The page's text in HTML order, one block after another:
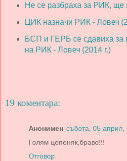
Не се разбраха за РИК,
ЦИК назначи РИК - Ловеч
БСП и ГЕРБ се сдавиха за
на РИК - Ловеч (2014 г.)
19 коментара:
Анонимен събота, 05 април,
Голям цепеняк,браво!!!
Отговор